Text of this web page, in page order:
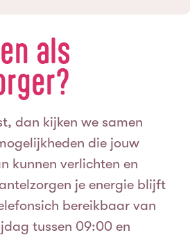
als
dan kijken we samen
die jouw
kunnen verlichten en
je energie blijft
bereikbaar van
tussen 09:00 en